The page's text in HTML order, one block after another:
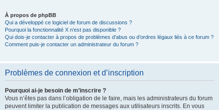
À propos de phpBB
Qui a développé ce logiciel de forum de discussions ?
Pourquoi la fonctionnalité X n’est pas disponible ?
Qui dois-je contacter à propos de problèmes d’abus ou d’ordres légaux liés à ce forum ?
Comment puis-je contacter un administrateur du forum ?
Problèmes de connexion et d’inscription
Pourquoi ai-je besoin de m’inscrire ?
Vous n’êtes pas dans l’obligation de le faire, mais les administrateurs du forum
peuvent limiter la publication de messages aux utilisateurs inscrits. En vous